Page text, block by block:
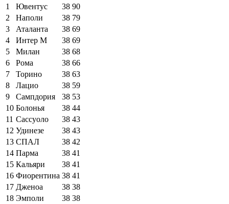
1
Ювентус 38 90
2
Наполи 38 79
3
Аталанта 38 69
4
Интер М 38 69
5
Милан 38 68
6
Рома 38 66
7
Торино 38 63
8
Лацио 38 59
9
Сампдория 38 53
10 Болонья 38 44
11 Сассуоло 38 43
12 Удинезе 38 43
13 СПАЛ 38 42
14 Парма 38 41
15 Кальяри 38 41
16 Фиорентина 38 41
17 Дженоа 38 38
18 Эмполи 38 38